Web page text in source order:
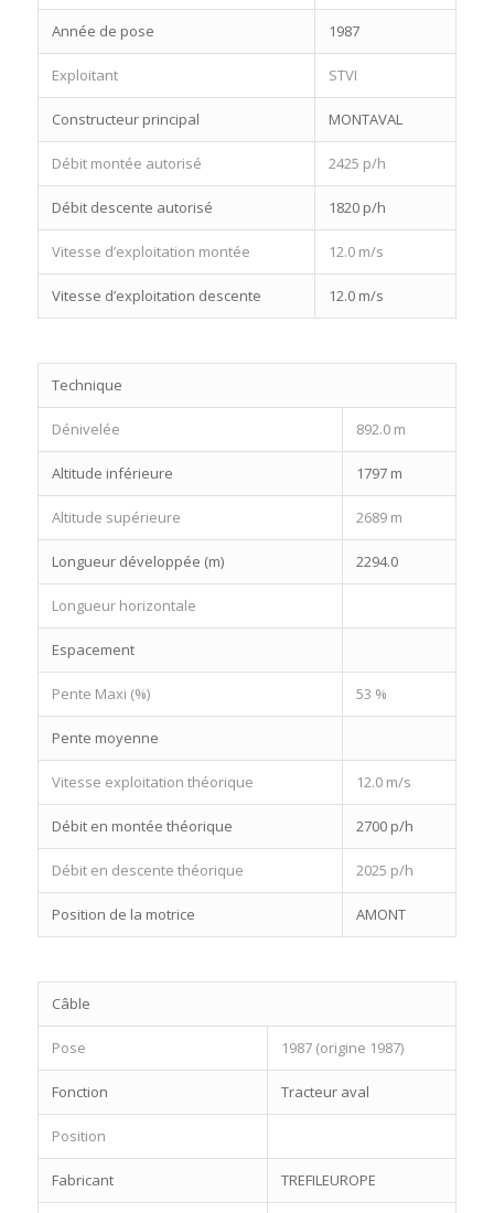
Année de pose 1987
Exploitant STVI
Constructeur principal MONTAVAL
Débit montée autorisé 2425 p/h
Débit descente autorisé 1820 p/h
Vitesse d’exploitation montée 12.0 m/s
Vitesse d’exploitation descente 12.0 m/s
Technique
Dénivelée 892.0 m
Altitude inférieure 1797 m
Altitude supérieure 2689 m
Longueur développée (m) 2294.0
Longueur horizontale
Espacement
Pente Maxi (%) 53 %
Pente moyenne
Vitesse exploitation théorique 12.0 m/s
Débit en montée théorique 2700 p/h
Débit en descente théorique 2025 p/h
Position de la motrice AMONT
Câble
Pose 1987 (origine 1987)
Fonction Tracteur aval
Position
Fabricant TREFILEUROPE